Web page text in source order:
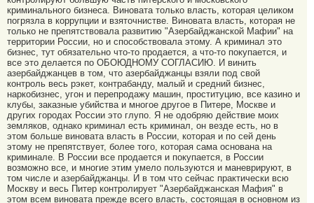
криминального бизнеса. Виновата только власть, которая целиком
погрязла в коррупции и взяточнистве. Виновата власть, которая не
только не препятствовала развитию "Азербайджанской Мафии" на
территории России, но и способствовала этому. А криминал это
бизнес, тут обязательно что-то продается, а что-то покупается, и
все это делается по ОБОЮДНОМУ СОГЛАСИЮ. И винить
азербайджанцев в том, что азербайджанцы взяли под свой
контроль весь рэкет, контрабанду, малый и средний бизнес,
наркобизнес, угон и перепродажу машин, проституцию, все казино и
клубы, заказные убийства и многое другое в Питере, Москве и
других городах России это глупо. Я не одобряю действие моих
земляков, однако криминал есть криминал, он везде есть, но в
этом больше виновата власть в России, которая и по сей день
этому не препятствует, более того, которая сама основана на
криминале. В России все продается и покупается, в России
возможно все, и многие этим умело пользуются и маневрируют, в
том числе и азербайджанцы. И в том что сейчас практически всю
Москву и весь Питер контролирует "Азербайджанская Мафия" в
этом всем виновата прежде всего власть, состоящая в основном из